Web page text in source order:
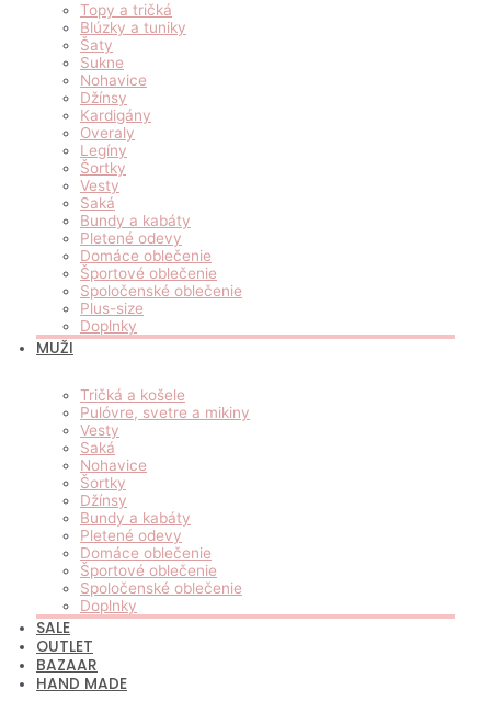
Topy a tričká
Blúzky a tuniky
Šaty
Sukne
Nohavice
Džínsy
Kardigány
Overaly
Legíny
Šortky
Vesty
Saká
Bundy a kabáty
Pletené odevy
Domáce oblečenie
Športové oblečenie
Spoločenské oblečenie
Plus-size
Doplnky
MUŽI
Tričká a košele
Pulóvre, svetre a mikiny
Vesty
Saká
Nohavice
Šortky
Džínsy
Bundy a kabáty
Pletené odevy
Domáce oblečenie
Športové oblečenie
Spoločenské oblečenie
Doplnky
SALE
OUTLET
BAZAAR
HAND MADE